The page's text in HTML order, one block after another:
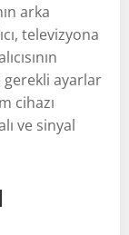
arka
televizyona
gerekli ayarlar
cihazı
ve sinyal